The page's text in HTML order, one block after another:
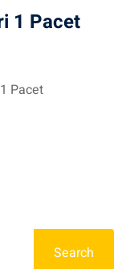
1 Pacet
Pacet
Search